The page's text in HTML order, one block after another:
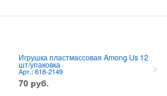
Игрушка пластмассовая Among Us 12
шт/упаковка
Арт.: 618-2149
70 руб.